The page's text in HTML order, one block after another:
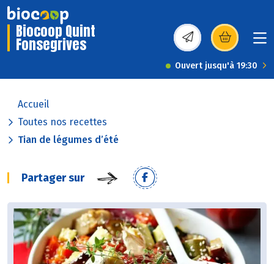
Biocoop Quint
Fonsegrives (s’ouvre dans une
Ouvert jusqu'à 19:30
Accueil
Toutes nos recettes
Tian de légumes d’été
Partager sur